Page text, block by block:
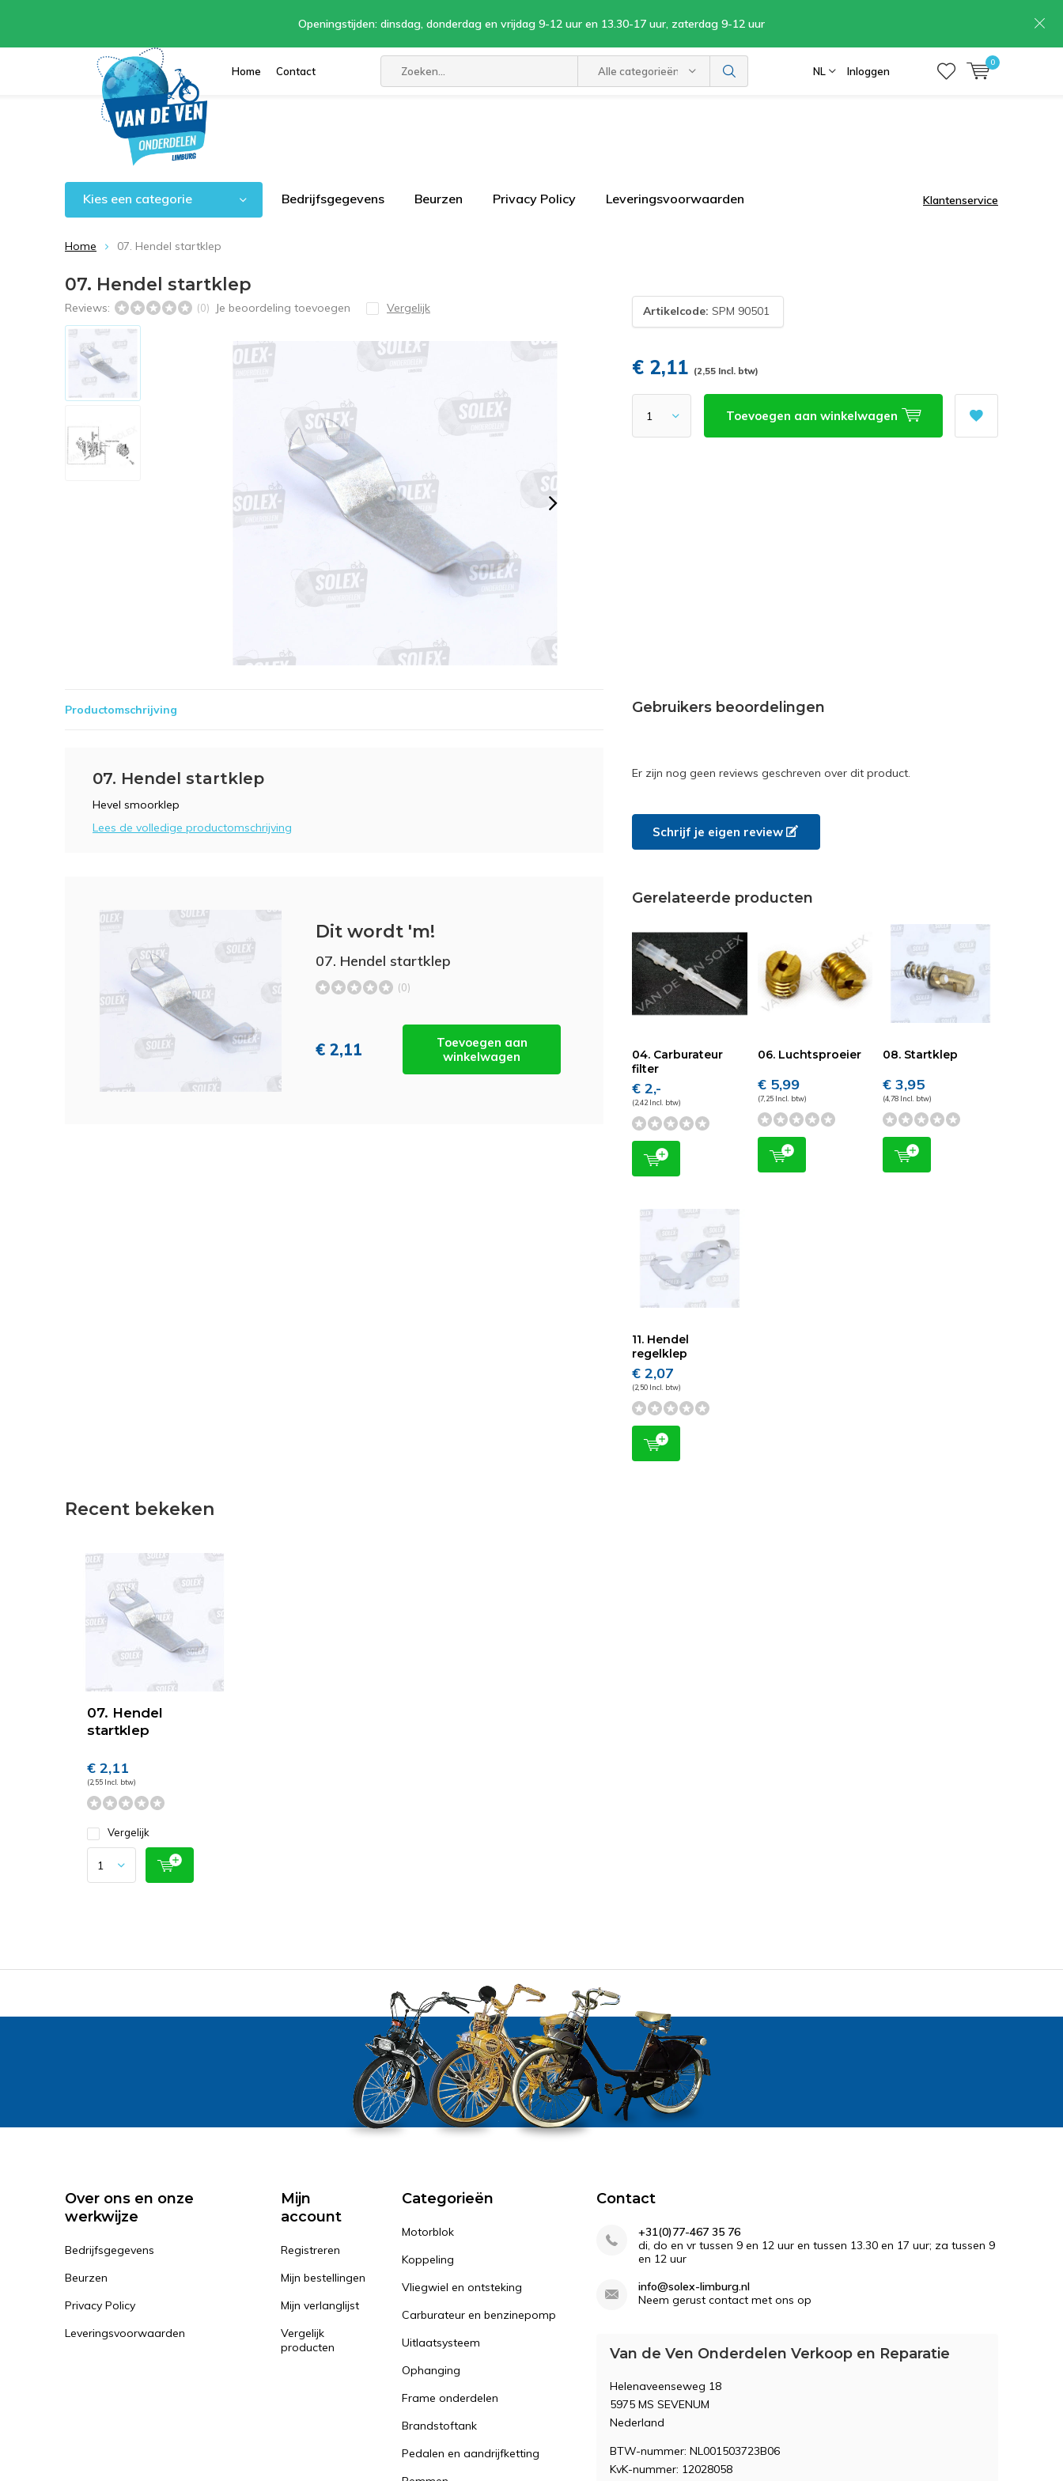
Home Contact Alle categorieën NL Inloggen
0
Openingstijden: dinsdag, donderdag en vrijdag 9-12 uur en 13.30-17 uur, zaterdag 9-12 uur
Kies een categorie Bedrijfsgegevens Beurzen Privacy Policy Leveringsvoorwaarden Klantenservice
Home 07. Hendel startklep
07. Hendel startklep
Reviews: (0) Je beoordeling toevoegen Vergelijk Artikelcode: SPM 90501
€ 2,11 (2,55 Incl. btw)
Toevoegen aan winkelwagen
Productomschrijving
07. Hendel startklep
Hevel smoorklep
Lees de volledige productomschrijving
Dit wordt 'm!
07. Hendel startklep
(0)
€ 2,11
Toevoegen aan
winkelwagen
Gebruikers beoordelingen
Er zijn nog geen reviews geschreven over dit product.
Schrijf je eigen review
Gerelateerde producten
04. Carburateur
filter
€ 2,-
(2,42 Incl. btw)
06. Luchtsproeier
€ 5,99
(7,25 Incl. btw)
08. Startklep
€ 3,95
(4,78 Incl. btw)
11. Hendel
regelklep
€ 2,07
(2,50 Incl. btw)
Recent bekeken
07. Hendel
startklep
€ 2,11
(2,55 Incl. btw)
Vergelijk
Over ons en onze
werkwijze
Bedrijfsgegevens
Beurzen
Privacy Policy
Leveringsvoorwaarden
Mijn
account
Registreren
Mijn bestellingen
Mijn verlanglijst
Vergelijk
producten
Categorieën
Motorblok
Koppeling
Vliegwiel en ontsteking
Carburateur en benzinepomp
Uitlaatsysteem
Ophanging
Frame onderdelen
Brandstoftank
Pedalen en aandrijfketting
Contact
+31(0)77-467 35 76
di, do en vr tussen 9 en 12 uur en tussen 13.30 en 17 uur; za tussen 9
en 12 uur
info@solex-limburg.nl
Neem gerust contact met ons op
Van de Ven Onderdelen Verkoop en Reparatie
Helenaveenseweg 18
5975 MS SEVENUM
Nederland
BTW-nummer: NL001503723B06
KvK-nummer: 12028058